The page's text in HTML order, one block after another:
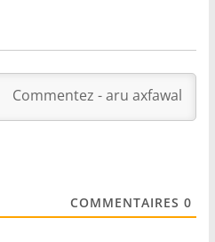
0
COMMENTAIRES